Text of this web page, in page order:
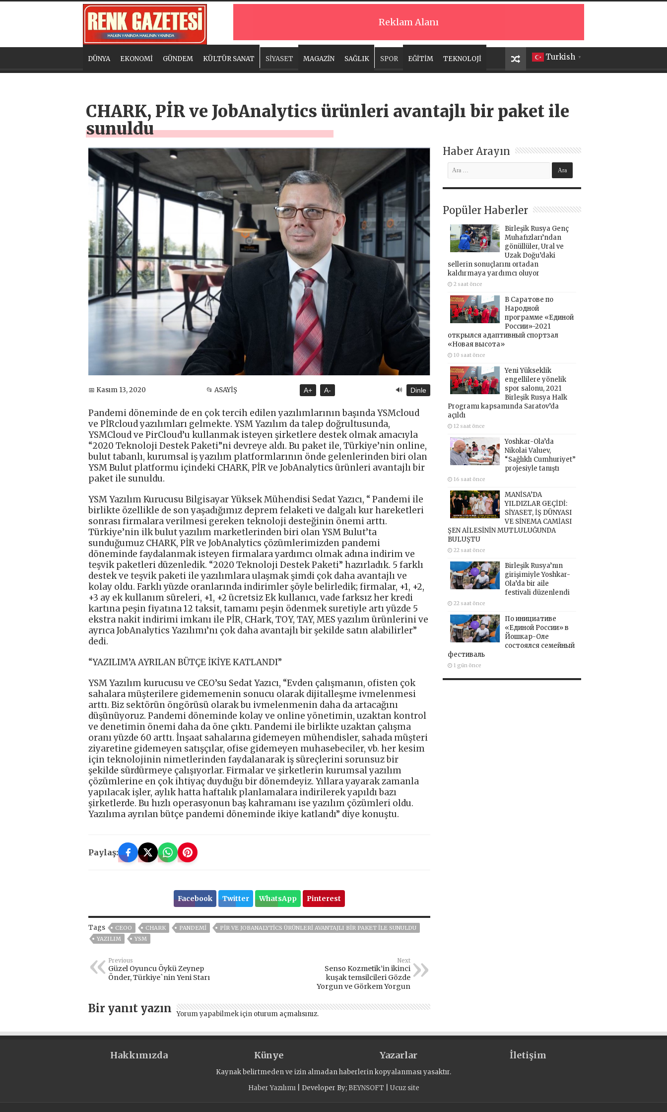
Reklam Alanı
Turkish ▼
DÜNYA EKONOMİ GÜNDEM KÜLTÜR SANAT SİYASET MAGAZİN SAĞLIK SPOR EĞİTİM TEKNOLOJİ
CHARK, PİR ve JobAnalytics ürünleri avantajlı bir paket ile
sunuldu
📅 Kasım 13, 2020 📂 ASAYİŞ A+ A- 🔊 Dinle
Pandemi döneminde de en çok tercih edilen yazılımlarının başında YSMcloud
ve PİRcloud yazılımları gelmekte. YSM Yazılım da talep doğrultusunda,
YSMCloud ve PirCloud’u kullanmak isteyen şirketlere destek olmak amacıyla
“2020 Teknoloji Destek Paketi”ni devreye aldı. Bu paket ile, Türkiye’nin online,
bulut tabanlı, kurumsal iş yazılım platformlarının önde gelenlerinden biri olan
YSM Bulut platformu içindeki CHARK, PİR ve JobAnalytics ürünleri avantajlı bir
paket ile sunuldu.
YSM Yazılım Kurucusu Bilgisayar Yüksek Mühendisi Sedat Yazıcı, “ Pandemi ile
birlikte özellikle de son yaşadığımız deprem felaketi ve dalgalı kur hareketleri
sonrası firmalara verilmesi gereken teknoloji desteğinin önemi arttı.
Türkiye’nin ilk bulut yazılım marketlerinden biri olan YSM Bulut’ta
sunduğumuz CHARK, PİR ve JobAnalytics çözümlerimizden pandemi
döneminde faydalanmak isteyen firmalara yardımcı olmak adına indirim ve
teşvik paketleri düzenledik. “2020 Teknoloji Destek Paketi” hazırladık. 5 farklı
destek ve teşvik paketi ile yazılımlara ulaşmak şimdi çok daha avantajlı ve
kolay oldu. Farklı yüzde oranlarında indirimler şöyle belirledik; firmalar, +1, +2,
+3 ay ek kullanım süreleri, +1, +2 ücretsiz Ek kullanıcı, vade farksız her kredi
kartına peşin fiyatına 12 taksit, tamamı peşin ödenmek suretiyle artı yüzde 5
ekstra nakit indirimi imkanı ile PİR, CHark, TOY, TAY, MES yazılım ürünlerini ve
ayrıca JobAnalytics Yazılımı’nı çok daha avantajlı bir şekilde satın alabilirler”
dedi.
“YAZILIM’A AYRILAN BÜTÇE İKİYE KATLANDI”
YSM Yazılım kurucusu ve CEO’su Sedat Yazıcı, “Evden çalışmanın, ofisten çok
sahalara müşterilere gidememenin sonucu olarak dijitalleşme ivmelenmesi
arttı. Biz sektörün öngörüsü olarak bu ivmelenmenin daha da artacağını
düşünüyoruz. Pandemi döneminde kolay ve online yönetimin, uzaktan kontrol
ve denetimin önemi daha da öne çıktı. Pandemi ile birlikte uzaktan çalışma
oranı yüzde 60 arttı. İnşaat sahalarına gidemeyen mühendisler, sahada müşteri
ziyaretine gidemeyen satışçılar, ofise gidemeyen muhasebeciler, vb. her kesim
için teknolojinin nimetlerinden faydalanarak iş süreçlerini sorunsuz bir
şekilde sürdürmeye çalışıyorlar. Firmalar ve şirketlerin kurumsal yazılım
çözümlerine en çok ihtiyaç duyduğu bir dönemdeyiz. Yıllara yayarak zamanla
yapılacak işler, aylık hatta haftalık planlamalara indirilerek yapıldı bazı
şirketlerde. Bu hızlı operasyonun baş kahramanı ise yazılım çözümleri oldu.
Yazılıma ayrılan bütçe pandemi döneminde ikiye katlandı” diye konuştu.
Paylaş:
Facebook Twitter WhatsApp Pinterest
Tags CEOO CHARK PANDEMİ
PİR VE JOBANALYTICS ÜRÜNLERI AVANTAJLI BIR PAKET ILE SUNULDU
YAZILIM
YSM
Previous
Güzel Oyuncu Öykü Zeynep
Önder, Türkiye`nin Yeni Starı
Next
Senso Kozmetik’in ikinci
kuşak temsilcileri Gözde
Yorgun ve Görkem Yorgun
Bir yanıt yazın Yorum yapabilmek için oturum açmalısınız.
Haber Arayın
Popüler Haberler
Birleşik Rusya Genç
Muhafızları’ndan
gönüllüler, Ural ve
Uzak Doğu’daki
sellerin sonuçlarını ortadan
kaldırmaya yardımcı oluyor
2 saat önce
В Саратове по
Народной
программе «Единой
России»-2021
открылся адаптивный спортзал
«Новая высота»
10 saat önce
Yeni Yükseklik
engellilere yönelik
spor salonu, 2021
Birleşik Rusya Halk
Programı kapsamında Saratov’da
açıldı
12 saat önce
Yoshkar-Ola’da
Nikolai Valuev,
“Sağlıklı Cumhuriyet”
projesiyle tanıştı
16 saat önce
MANİSA’DA
YILDIZLAR GEÇİDİ:
SİYASET, İŞ DÜNYASI
VE SİNEMA CAMİASI
ŞEN AİLESİNİN MUTLULUĞUNDA
BULUŞTU
22 saat önce
Birleşik Rusya’nın
girişimiyle Yoshkar-
Ola’da bir aile
festivali düzenlendi
22 saat önce
По инициативе
«Единой России» в
Йошкар-Оле
состоялся семейный
фестиваль
1 gün önce
Hakkımızda Künye Yazarlar İletişim
Kaynak belirtmeden ve izin almadan haberlerin kopyalanması yasaktır.
Haber Yazılımı| Developer By; BEYNSOFT Ucuz site